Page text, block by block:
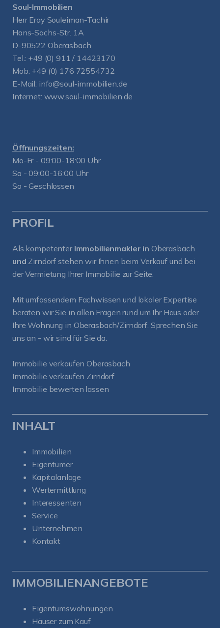
Soul-Immobilien
Herr Eray Souleiman-Tachir
Hans-Sachs-Str. 1A
D-90522 Oberasbach
Tel.: +49 (0) 911 / 14423170
Mob: +49 (0) 176 72554732
E-Mail: info@soul-immobilien.de
Internet: www.soul-immobilien.de
Öffnungszeiten:
Mo-Fr - 09:00-18:00 Uhr
Sa - 09:00-16:00 Uhr
So - Geschlossen
PROFIL
Als kompetenter Immobilienmakler in Oberasbach
und Zirndorf stehen wir Ihnen beim Verkauf und bei
der Vermietung Ihrer Immobilie zur Seite.
Mit umfassendem Fachwissen und lokaler Expertise
beraten wir Sie in allen Fragen rund um Ihr Haus oder
Ihre Wohnung in Oberasbach/Zirndorf. Sprechen Sie
uns an - wir sind für Sie da.
Immobilie verkaufen Oberasbach
Immobilie verkaufen Zirndorf
Immobilie bewerten lassen
INHALT
Immobilien
Eigentümer
Kapitalanlage
Wertermittlung
Interessenten
Service
Unternehmen
Kontakt
IMMOBILIENANGEBOTE
Eigentumswohnungen
Häuser zum Kauf